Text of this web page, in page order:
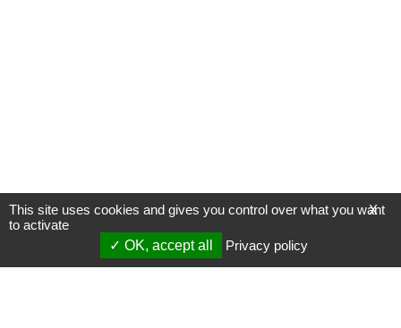
X
This site uses cookies and gives you control over what you want
to activate
OK, accept all
Privacy policy